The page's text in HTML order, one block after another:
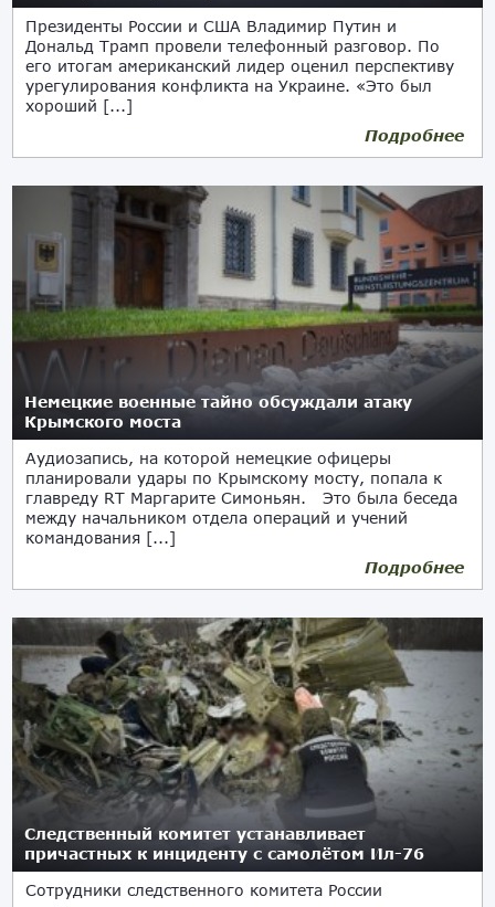
Президенты России и США Владимир Путин и
Дональд Трамп провели телефонный разговор. По
его итогам американский лидер оценил перспективу
урегулирования конфликта на Украине. «Это был
хороший [...]
Подробнее
Немецкие военные тайно обсуждали атаку
Крымского моста
Аудиозапись, на которой немецкие офицеры
планировали удары по Крымскому мосту, попала к
главреду RT Маргарите Симоньян. Это была беседа
между начальником отдела операций и учений
командования [...]
Подробнее
Следственный комитет устанавливает
причастных к инциденту с самолётом Ил-76
Сотрудники следственного комитета России